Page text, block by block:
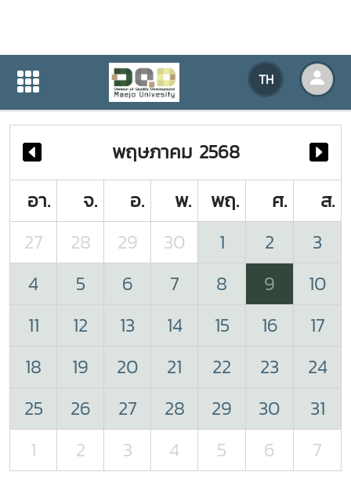
TH
ปฏิทินกิจกรรมของหน่วยงาน
ปฏิทินกิจกรรมของหน่วยงาน
พฤษภาคม 2568
อา.
จ. อ. พ. พฤ. ศ.
ส.
27
28 29 30 1 2
3
4
5 6 7 8 9
10
11
12 13 14 15 16
17
18
19 20 21 22 23
24
25
26 27 28 29 30
31
1
2 3 4 5 6 7